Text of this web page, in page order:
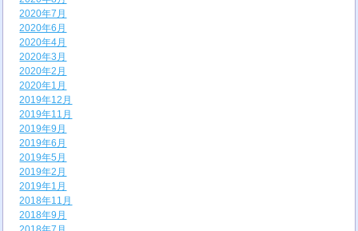
2020年7月
2020年6月
2020年4月
2020年3月
2020年2月
2020年1月
2019年12月
2019年11月
2019年9月
2019年6月
2019年5月
2019年2月
2019年1月
2018年11月
2018年9月